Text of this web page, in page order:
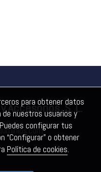
Accesorios, S. L.
para obtener datos
nuestros usuarios y
configurar tus
“Configurar” o obtener
Política de cookies.